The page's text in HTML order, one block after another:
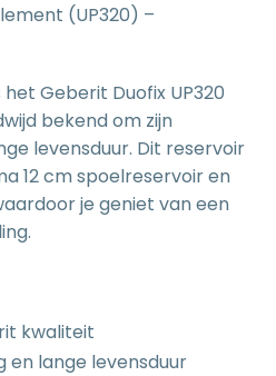
(UP320) –
Geberit Duofix UP320
bekend om zijn
levensduur. Dit reservoir
12 cm spoelreservoir en
je geniet van een
kwaliteit
en lange levensduur